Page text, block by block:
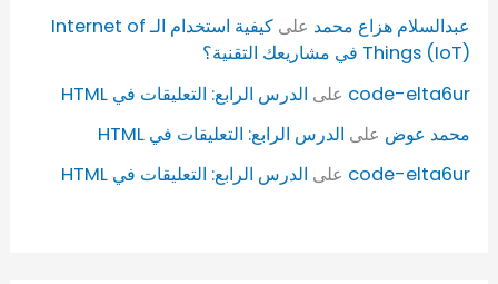
عبدالسلام هزاع محمد على
كيفية استخدام الـ Internet of
Things (IoT) في مشاريعك التقنية؟
code-elta6ur على الدرس الرابع: التعليقات في HTML
محمد عوض على الدرس الرابع: التعليقات في HTML
code-elta6ur على الدرس الرابع: التعليقات في HTML